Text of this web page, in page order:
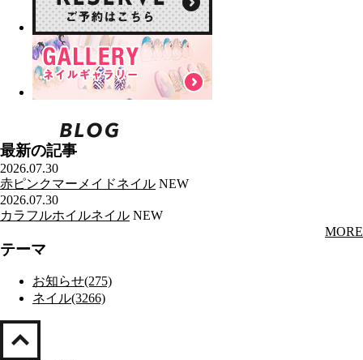
最新の記事
2026.07.30
赤ピンクマーメイドネイル NEW
2026.07.30
カラフルホイルネイル NEW
MORE
テーマ
お知らせ(275)
ネイル(3266)